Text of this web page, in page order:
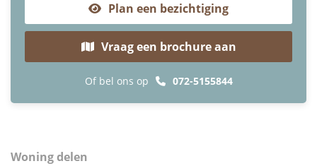
Plan een bezichtiging
Vraag een brochure aan
Of bel ons op 072-5155844
Woning delen